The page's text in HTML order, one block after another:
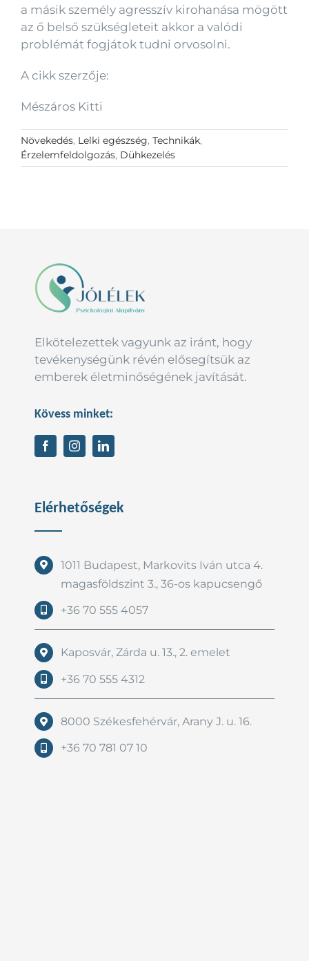
a másik személy agresszív kirohanása mögött
az ő belső szükségleteit akkor a valódi
problémát fogjátok tudni orvosolni.
A cikk szerzője:
Mészáros Kitti
Növekedés, Lelki egészség, Technikák,
Érzelemfeldolgozás, Dühkezelés
Elkötelezettek vagyunk az iránt, hogy
tevékenységünk révén elősegítsük az
emberek életminőségének javítását.
Kövess minket:
Elérhetőségek
1011 Budapest, Markovits Iván utca 4.
magasföldszint 3., 36-os kapucsengő
+36 70 555 4057
Kaposvár, Zárda u. 13., 2. emelet
+36 70 555 4312
8000 Székesfehérvár, Arany J. u. 16.
+36 70 781 07 10